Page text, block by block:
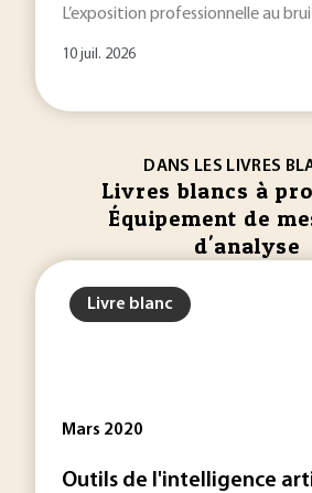
L’exposition professionnelle au
10 juil. 2026
DANS LES LIVRES
Livres blancs à
Équipement de
d'analyse
Livre blanc
Mars 2020
Outils de l'intelligence